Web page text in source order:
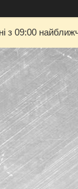
09:00